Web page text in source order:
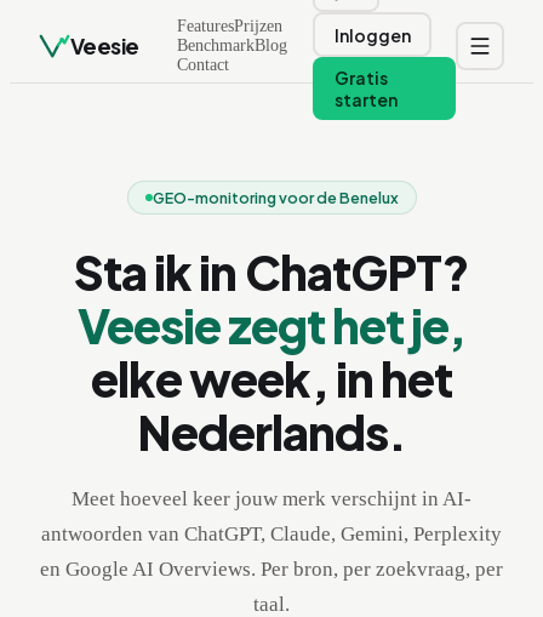
Veesie
FeaturesPrijzen
BenchmarkBlog
Contact
Inloggen
Gratis
starten
GEO-monitoring voor de Benelux
Sta ik in ChatGPT?
Veesie zegt het je,
elke week, in het
Nederlands.
Meet hoeveel keer jouw merk verschijnt in AI-
antwoorden van ChatGPT, Claude, Gemini, Perplexity
en Google AI Overviews. Per bron, per zoekvraag, per
taal.